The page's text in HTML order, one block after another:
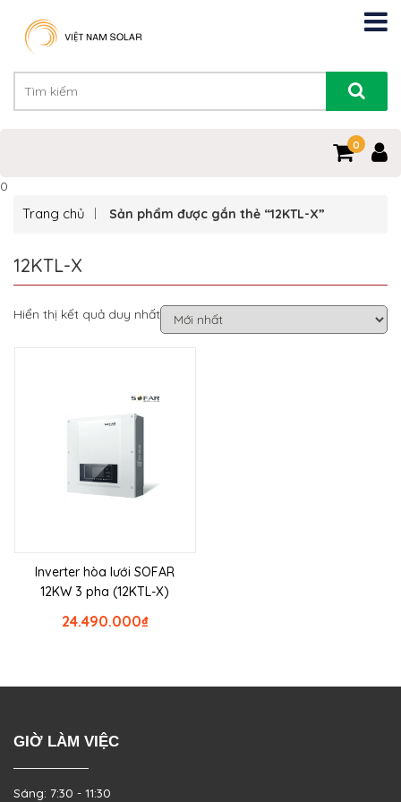
0
0
Trang chủ Sản phẩm được gắn thẻ “12KTL-X”
12KTL-X
Hiển thị kết quả duy nhất
Inverter hòa lưới SOFAR
12KW 3 pha (12KTL-X)
₫
24.490.000
GIỜ LÀM VIỆC
Sáng: 7:30 - 11:30